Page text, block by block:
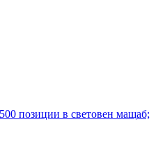
позиции в световен мащаб;